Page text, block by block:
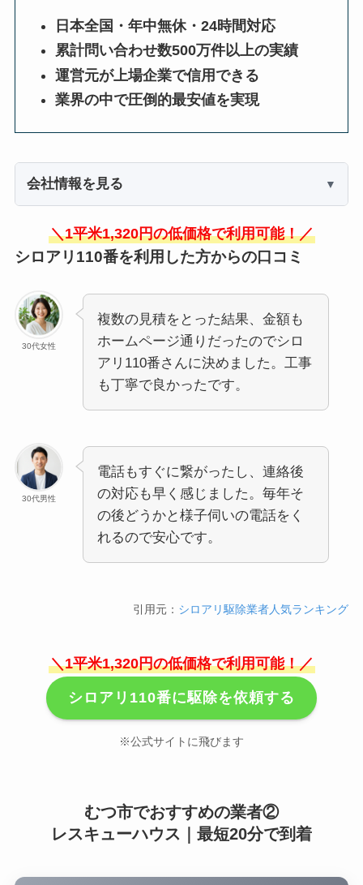
日本全国・年中無休・24時間対応
累計問い合わせ数500万件以上の実績
運営元が上場企業で信用できる
業界の中で圧倒的最安値を実現
会社情報を見る
＼1平米1,320円の低価格で利用可能！／
シロアリ110番を利用した方からの口コミ
30代女性
複数の見積をとった結果、金額も
ホームページ通りだったのでシロ
アリ110番さんに決めました。工事
も丁寧で良かったです。
30代男性
電話もすぐに繋がったし、連絡後
の対応も早く感じました。毎年そ
の後どうかと様子伺いの電話をく
れるので安心です。
引用元： シロアリ駆除業者人気ランキング
＼1平米1,320円の低価格で利用可能！／
シロアリ110番に駆除を依頼する
※公式サイトに飛びます
むつ市でおすすめの業者②
レスキューハウス｜最短20分で到着